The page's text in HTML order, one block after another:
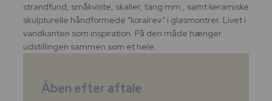
strandfund, småkviste, skaller, tang mm., samt keramiske
skulpturelle håndformede “koralrev” i glasmontrer. Livet i
vandkanten som inspiration. På den måde hænger
udstillingen sammen som et hele.
Åben efter aftale